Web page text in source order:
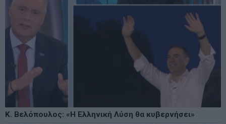
Κ. Βελόπουλος: «Η Ελληνική Λύση θα κυβερνήσει»